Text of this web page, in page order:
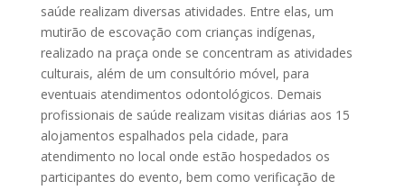
saúde realizam diversas atividades. Entre elas, um
mutirão de escovação com crianças indígenas,
realizado na praça onde se concentram as atividades
culturais, além de um consultório móvel, para
eventuais atendimentos odontológicos. Demais
profissionais de saúde realizam visitas diárias aos 15
alojamentos espalhados pela cidade, para
atendimento no local onde estão hospedados os
participantes do evento, bem como verificação de